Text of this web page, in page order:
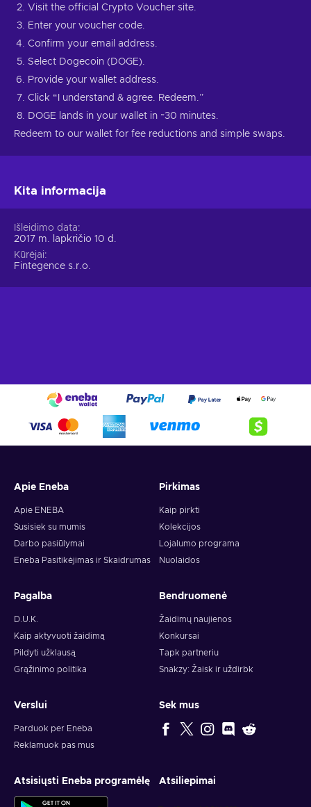
Visit the official Crypto Voucher site.
Enter your voucher code.
Confirm your email address.
Select Dogecoin (DOGE).
Provide your wallet address.
Click “I understand & agree. Redeem.”
DOGE lands in your wallet in ~30 minutes.
Redeem to our wallet for fee reductions and simple swaps.
Kita informacija
Išleidimo data
2017 m. lapkričio 10 d.
Kūrėjai
Fintegence s.r.o.
Apie Eneba
Apie ENEBA
Susisiek su mumis
Darbo pasiūlymai
Eneba Pasitikėjimas ir Skaidrumas
Pirkimas
Kaip pirkti
Kolekcijos
Lojalumo programa
Nuolaidos
Pagalba
D.U.K.
Kaip aktyvuoti žaidimą
Pildyti užklausą
Grąžinimo politika
Bendruomenė
Žaidimų naujienos
Konkursai
Tapk partneriu
Snakzy: Žaisk ir uždirbk
Verslui
Parduok per Eneba
Reklamuok pas mus
Sek mus
Atsisiųsti Eneba programėlę Atsiliepimai